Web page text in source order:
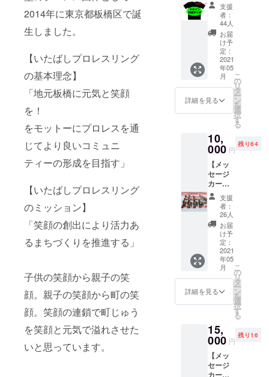
2014年に東京都板橋区で誕
生しました。
【いたばしプロレスリング
の基本理念】
「地元板橋に元気と笑顔
を！
をモットーにプロレスを通
じてより良いコミュニ
ティーの形成を目指す」
【いたばしプロレスリング
のミッション】
「笑顔の創出により活力あ
るまちづくりを推進する」
子供の笑顔から親子の笑
顔。親子の笑顔から町の笑
顔。笑顔の連鎖で町じゅう
を笑顔と元気で溢れさせた
いと思っています。
品Tシャ
ツ＋マ
スク型
コイン
ケー
ス】 ◇
メッ
セージ
カード
以下の
選手か
らラン
お届け
します
・はや
て ・ま
るこ ・
グレー
ト・ピ
カちゃ
ん ・
ハッ
ピー
ロード
マン ・
なかい
たへそ
マスク
・いた
トキワ
ダイ
オー ・
キュー
ティー
支援
者：
44人
お届
け予
定：
2021
年05
月
詳細を見る
こ
の
リ
タ
ー
ン
を
選
択
す
る
10,
000 円
残り64
【メッ
セージ
カード
＋非売
品Tシャ
ツ＋"板
橋の
いっぴ
ん"「中
野製菓
のかり
んと
う」3種
詰め合
わせ
セット
ク型コ
イン
ケー
ス】 ◇
メッ
支援
者：
26人
お届
け予
定：
2021
年05
月
詳細を見る
こ
の
リ
タ
ー
ン
を
選
択
す
る
15,
000 円
残り16
【メッ
セージ
カード